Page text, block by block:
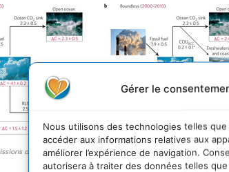
Gérer le
Nous utilisons des technologies telles
accéder aux informations relatives aux
améliorer l’expérience de navigation.
autorisera à traiter des données telles
de CO2 liées aux activités humaines